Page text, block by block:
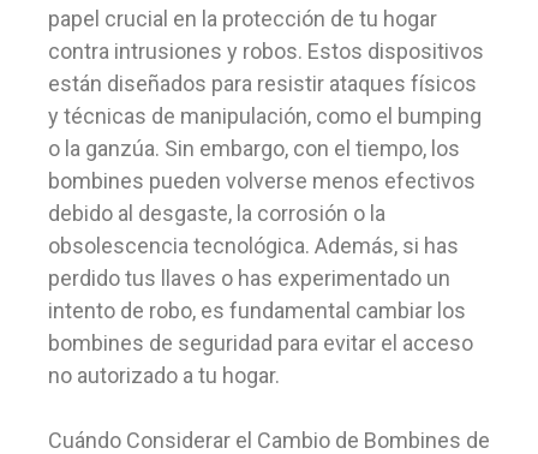
papel crucial en la protección de tu hogar
contra intrusiones y robos. Estos dispositivos
están diseñados para resistir ataques físicos
y técnicas de manipulación, como el bumping
o la ganzúa. Sin embargo, con el tiempo, los
bombines pueden volverse menos efectivos
debido al desgaste, la corrosión o la
obsolescencia tecnológica. Además, si has
perdido tus llaves o has experimentado un
intento de robo, es fundamental cambiar los
bombines de seguridad para evitar el acceso
no autorizado a tu hogar.
Cuándo Considerar el Cambio de Bombines de